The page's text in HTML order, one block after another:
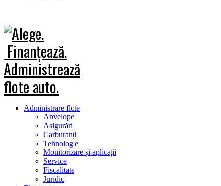
Administrare flote
Anvelope
Asigurări
Carburanţi
Tehnologie
Monitorizare și aplicații
Service
Fiscalitate
Juridic